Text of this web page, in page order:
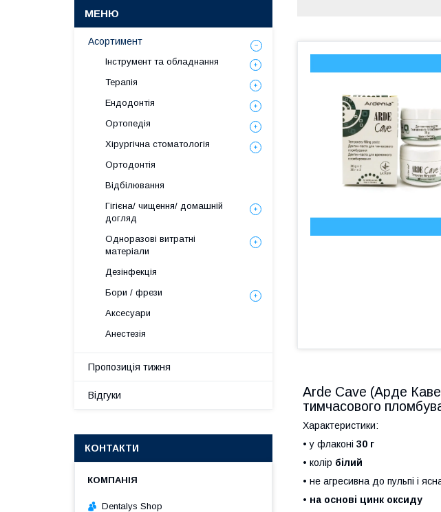
Аrde Cave (Арде
тимчасового
Характеристики:
• у флаконі 30 г
• колір білий
• не агресивна до пульпі і
• на основі цинк оксиду
Асортимент
Інструмент та обладнання
Терапія
Ендодонтія
Ортопедія
Хірургічна стоматологія
Ортодонтія
Відбілювання
Гігієна/ чищення/ домашній
догляд
Одноразові витратні
матеріали
Дезінфекція
Бори / фрези
Аксесуари
Анестезія
Пропозиція тижня
Відгуки
КОНТАКТИ
Dentalys Shop